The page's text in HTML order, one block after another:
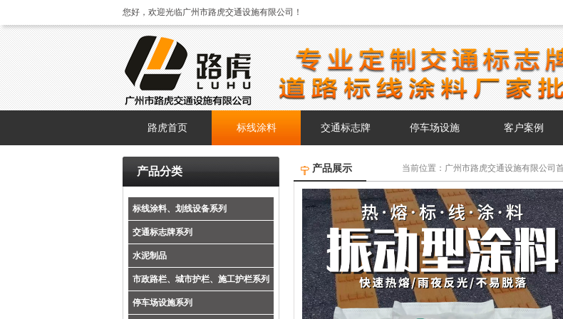
您好，欢迎光临广州市路虎交通设施有限公司！
路虎首页 标线涂料 交通标志牌 停车场设施 客户案例
产品分类
标线涂料、划线设备系列
交通标志牌系列
水泥制品
市政路栏、城市护栏、施工护栏系列
停车场设施系列
产品展示 当前位置： 广州市路虎交通设施有限公司
> 新星热熔振荡型涂料